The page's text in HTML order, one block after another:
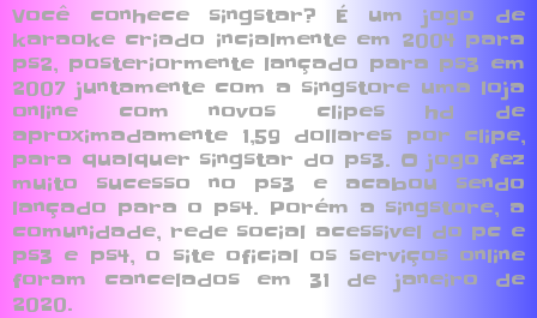
Você conhece singstar? É um jogo de
karaoke criado incialmente em 2004 para
ps2, posteriormente lançado para ps3 em
2007 juntamente com a singstore uma loja
online com novos clipes hd de
aproximadamente 1,59 dollares por clipe,
para qualquer singstar do ps3. O jogo fez
muito sucesso no ps3 e acabou sendo
lançado para o ps4. Porém a singstore, a
comunidade, rede social acessivel do pc e
ps3 e ps4, o site oficial os serviços online
foram cancelados em 31 de janeiro de
2020.